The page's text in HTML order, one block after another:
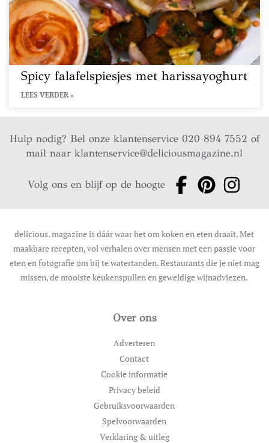
Spicy falafelspiesjes met harissayoghurt
LEES VERDER »
Hulp nodig? Bel onze klantenservice 020 894 7552 of
mail naarklantenservice@deliciousmagazine.nl
Volg ons en blijf op de hoogte
delicious. magazine is dáár waar het om koken en eten draait. Met
maakbare recepten, vol verhalen over mensen met een passie voor
eten en fotografie om bij te watertanden. Restaurants die je niet mag
missen, de mooiste keukenspullen en geweldige wijnadviezen.
Over ons
Adverteren
Contact
Cookie informatie
Privacy beleid
Gebruiksvoorwaarden
Spelvoorwaarden
Verklaring & uitleg